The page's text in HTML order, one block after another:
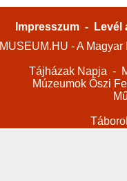
Impresszum -
Levél
MUSEUM.HU - A
Tájházak Napja -
Múzeumok Őszi